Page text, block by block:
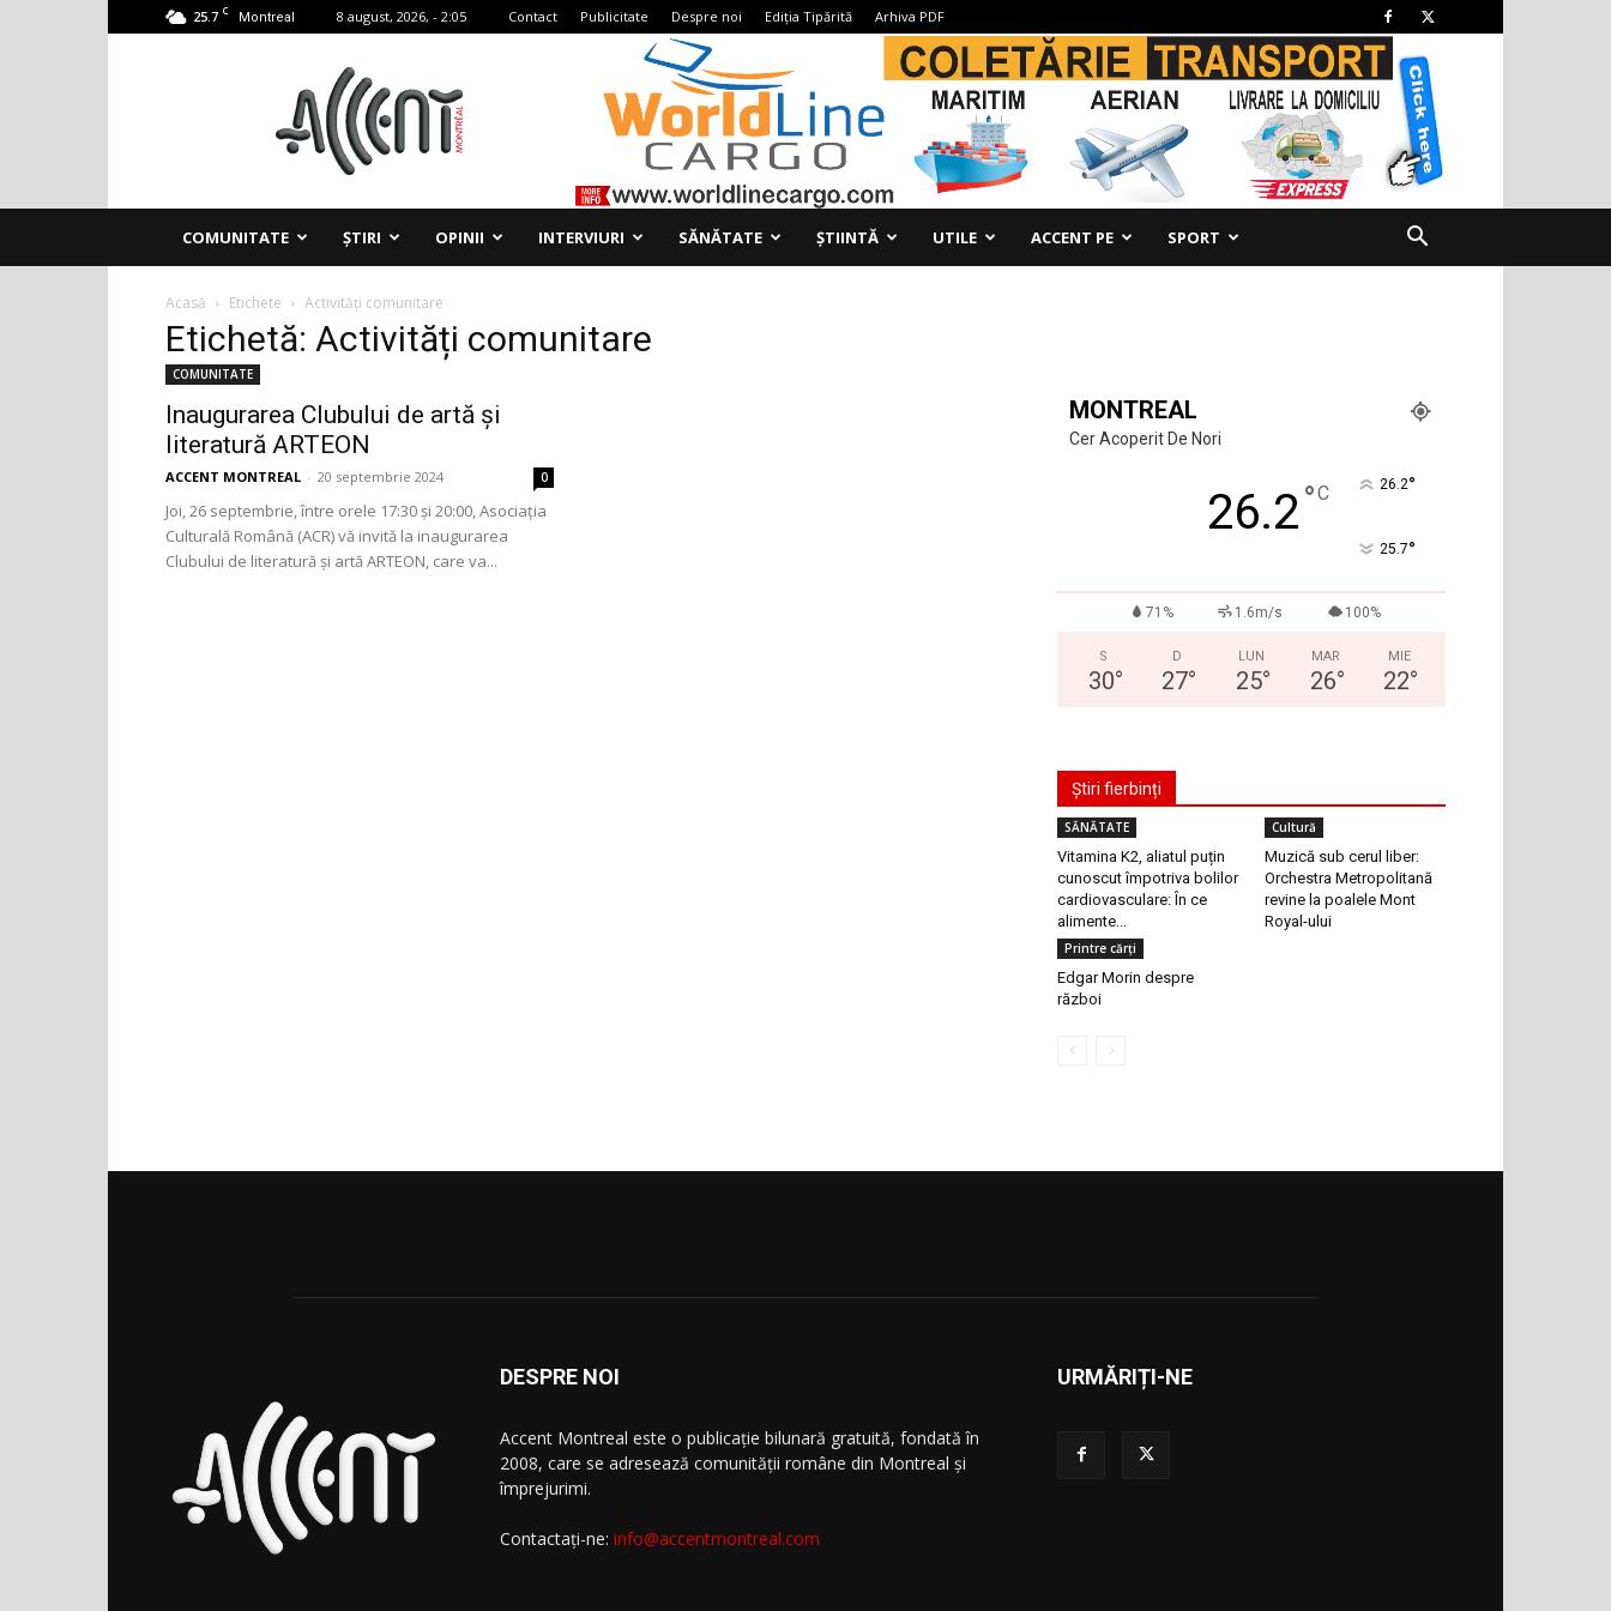
25.7 C Montreal 8 august, 2026, - 2:05 Contact Publicitate Despre noi Ediția Tipărită Arhiva PDF
Montreal
COMUNITATE ȘTIRI OPINII INTERVIURI SĂNĂTATE ȘTIINTĂ UTILE ACCENT PE SPORT
Acasă Etichete Activități comunitare
Etichetă: Activități comunitare
COMUNITATE
Inaugurarea Clubului de artă și
literatură ARTEON
ACCENT MONTREAL - 20 septembrie 2024 0
Joi, 26 septembrie, între orele 17:30 și 20:00, Asociația
Culturală Română (ACR) vă invită la inaugurarea
Clubului de literatură și artă ARTEON, care va...
MONTREAL
Cer Acoperit De Nori
26.2°C 26.2°
25.7°
71% 1.6m/s 100%
S
30°
D
27°
LUN
25°
MAR
26°
MIE
22°
Știri fierbinți
SĂNĂTATE
Vitamina K2, aliatul puțin
cunoscut împotriva bolilor
cardiovasculare: În ce
alimente...
Cultură
Muzică sub cerul liber:
Orchestra Metropolitană
revine la poalele Mont
Royal-ului
Printre cărți
Edgar Morin despre
război
DESPRE NOI
Accent Montreal este o publicație bilunară gratuită, fondată în
2008, care se adresează comunităţii române din Montreal şi
împrejurimi.
Contactați-ne: info@accentmontreal.com
URMĂRIȚI-NE